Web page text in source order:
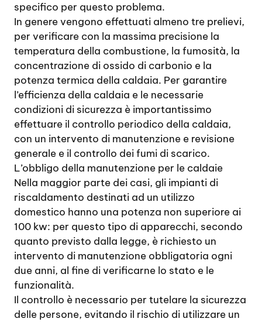
specifico per questo problema.
In genere vengono effettuati almeno tre prelievi,
per verificare con la massima precisione la
temperatura della combustione, la fumosità, la
concentrazione di ossido di carbonio e la
potenza termica della caldaia. Per garantire
l’efficienza della caldaia e le necessarie
condizioni di sicurezza è importantissimo
effettuare il controllo periodico della caldaia,
con un intervento di manutenzione e revisione
generale e il controllo dei fumi di scarico.
L’obbligo della manutenzione per le caldaie
Nella maggior parte dei casi, gli impianti di
riscaldamento destinati ad un utilizzo
domestico hanno una potenza non superiore ai
100 kw: per questo tipo di apparecchi, secondo
quanto previsto dalla legge, è richiesto un
intervento di manutenzione obbligatoria ogni
due anni, al fine di verificarne lo stato e le
funzionalità.
Il controllo è necessario per tutelare la sicurezza
delle persone, evitando il rischio di utilizzare un